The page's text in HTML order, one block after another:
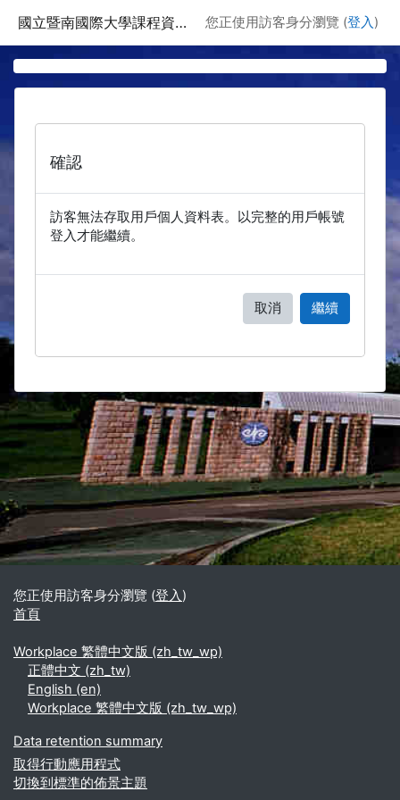
國立暨南國際大學課程資訊網 您正使用訪客身分瀏覽 (登入 )
確認
訪客無法存取用戶個人資料表。以完整的用戶帳號
登入才能繼續。
取消 繼續
區塊
補充內容區塊
您正使用訪客身分瀏覽 (登入)
首頁
Workplace 繁體中文版 ‎(zh_tw_wp)‎
正體中文 ‎(zh_tw)‎
English ‎(en)‎
Workplace 繁體中文版 ‎(zh_tw_wp)‎
Data retention summary
取得行動應用程式
切換到標準的佈景主題